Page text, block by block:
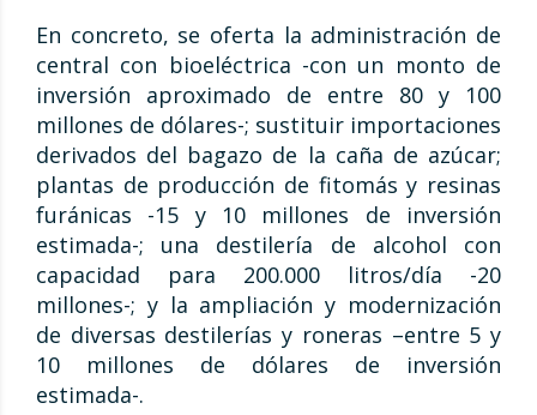
En concreto, se oferta la administración de
central con bioeléctrica -con un monto de
inversión aproximado de entre 80 y 100
millones de dólares-; sustituir importaciones
derivados del bagazo de la caña de azúcar;
plantas de producción de fitomás y resinas
furánicas -15 y 10 millones de inversión
estimada-; una destilería de alcohol con
capacidad para 200.000 litros/día -20
millones-; y la ampliación y modernización
de diversas destilerías y roneras –entre 5 y
10 millones de dólares de inversión
estimada-.